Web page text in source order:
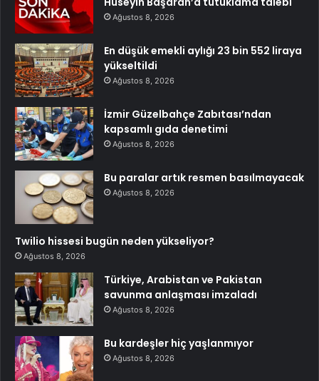
Ağustos 8, 2026
En düşük emekli aylığı 23 bin 552 liraya
yükseltildi
Ağustos 8, 2026
İzmir Güzelbahçe Zabıtası’ndan
kapsamlı gıda denetimi
Ağustos 8, 2026
Bu paralar artık resmen basılmayacak
Ağustos 8, 2026
Twilio hissesi bugün neden yükseliyor?
Ağustos 8, 2026
Türkiye, Arabistan ve Pakistan
savunma anlaşması imzaladı
Ağustos 8, 2026
Bu kardeşler hiç yaşlanmıyor
Ağustos 8, 2026